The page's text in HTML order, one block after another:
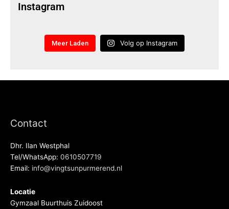
Instagram
Meer Laden Volg op Instagram
Contact
Dhr. Ilan Westphal
Tel/WhatsApp: 0610507719
Email: info@vingtsunpurmerend.nl
Locatie
Gymzaal Buurthuis Zuidoost